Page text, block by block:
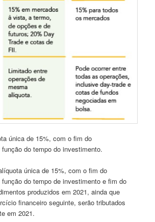
única de 15%, com o fim do
do tempo do investimento.
única de 15%, com o fim do
do tempo de investimento e fim do
produzidos em 2021, ainda que
financeiro seguinte, serão tributados
em 2021.